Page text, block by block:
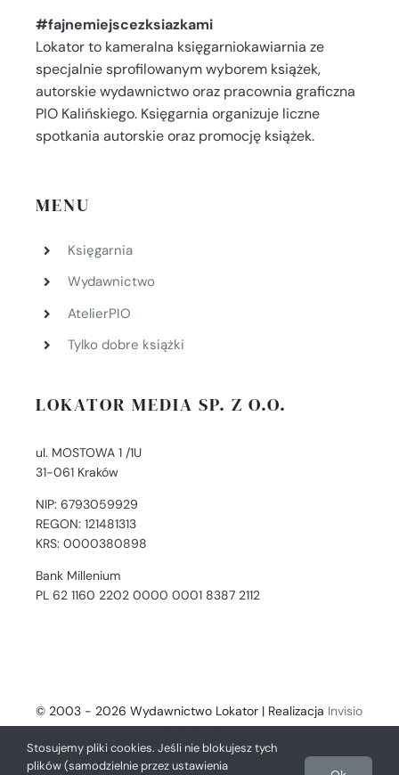
#fajnemiejscezksiazkami
Lokator to kameralna księgarniokawiarnia ze
specjalnie sprofilowanym wyborem książek,
autorskie wydawnictwo oraz pracownia graficzna
PIO Kalińskiego. Księgarnia organizuje liczne
spotkania autorskie oraz promocję książek.
MENU
Księgarnia
Wydawnictwo
AtelierPIO
Tylko dobre książki
LOKATOR MEDIA SP. Z O.O.
ul. MOSTOWA 1 /1U
31-061 Kraków
NIP: 6793059929
REGON: 121481313
KRS: 0000380898
Bank Millenium
PL 62 1160 2202 0000 0001 8387 2112
© 2003 - 2026 Wydawnictwo Lokator | Realizacja Invisio
- Digital Solutions
Stosujemy pliki cookies. Jeśli nie blokujesz tych
plików (samodzielnie przez ustawienia